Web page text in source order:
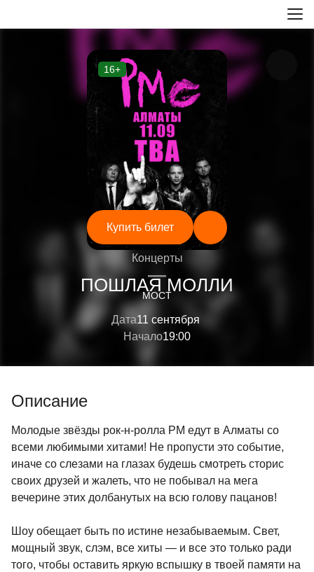
16+
Концерты
ПОШЛАЯ МОЛЛИ
Дата11 сентября
Начало19:00
Купить билет
—
МОСТ
Описание
Молодые звёзды рок-н-ролла PM едут в Алматы со
всеми любимыми хитами! Не пропусти это событие,
иначе со слезами на глазах будешь смотреть сторис
своих друзей и жалеть, что не побывал на мега
вечерине этих долбанутых на всю голову пацанов!
Шоу обещает быть по истине незабываемым. Свет,
мощный звук, слэм, все хиты — и все это только ради
того, чтобы оставить яркую вспышку в твоей памяти на